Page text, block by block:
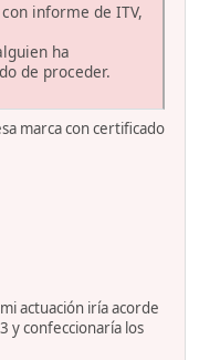
informe de ITV,
ha
de proceder.
marca con certificado
actuación iría acorde
y confeccionaría los